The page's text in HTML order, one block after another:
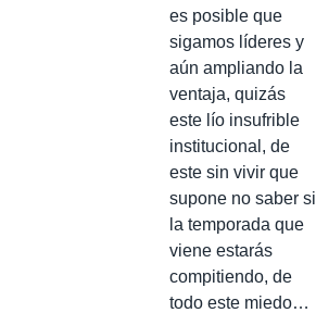
es posible que
sigamos líderes y
aún ampliando la
ventaja, quizás
este lío insufrible
institucional, de
este sin vivir que
supone no saber si
la temporada que
viene estarás
compitiendo, de
todo este miedo…